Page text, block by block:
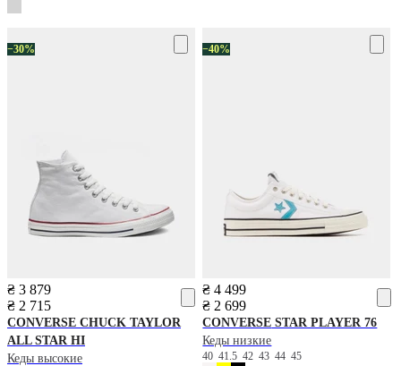
−30%
₴ 3 879
₴ 2 715
CONVERSE CHUCK TAYLOR
ALL STAR HI
Кеды высокие
−40%
₴ 4 499
₴ 2 699
CONVERSE STAR PLAYER 76
Кеды низкие
4041.542434445